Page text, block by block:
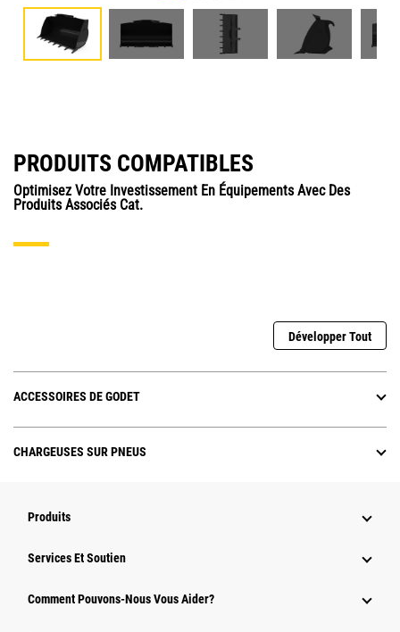
PRODUITS COMPATIBLES
Optimisez Votre Investissement En Équipements Avec Des
Produits Associés Cat.
Développer Tout
ACCESSOIRES DE GODET
CHARGEUSES SUR PNEUS
Produits
Services Et Soutien
Comment Pouvons-Nous Vous Aider?